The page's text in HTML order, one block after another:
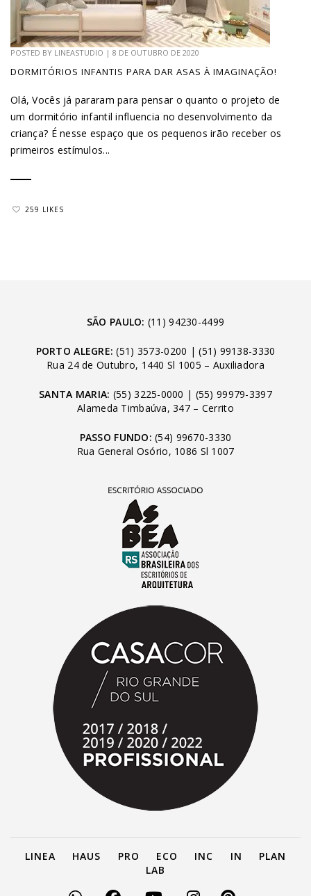
POSTED BY LINEASTUDIO | 8 DE OUTUBRO DE 2020
DORMITÓRIOS INFANTIS PARA DAR ASAS À IMAGINAÇÃO!
Olá, Vocês já pararam para pensar o quanto o projeto de
um dormitório infantil influencia no desenvolvimento da
criança? É nesse espaço que os pequenos irão receber os
primeiros estímulos...
259 LIKES
SÃO PAULO: (11) 94230-4499
PORTO ALEGRE: (51) 3573-0200 |(51) 99138-3330
Rua 24 de Outubro, 1440 Sl 1005 – Auxiliadora
SANTA MARIA: (55) 3225-0000 | (55) 99979-3397
Alameda Timbaúva, 347 – Cerrito
PASSO FUNDO: (54) 99670-3330
Rua General Osório, 1086 Sl 1007
LINEA HAUS PRO ECO INC IN
PLAN
LAB